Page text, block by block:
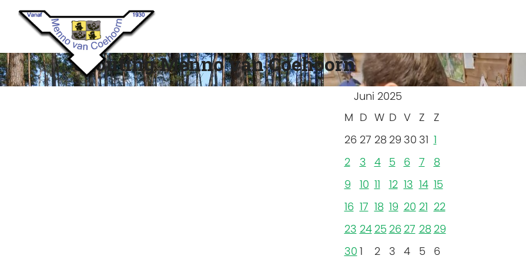
Scouting Menno van Coehoorn
Juni 2025
M D W D V Z
Z
26 27 28 29 30 31 1
2
3 4 5 6 7
8
9
10 11 12 13 14 15
16 17 18 19 20 21 22
23 24 25 26 27 28 29
30 1 2 3 4 5 6